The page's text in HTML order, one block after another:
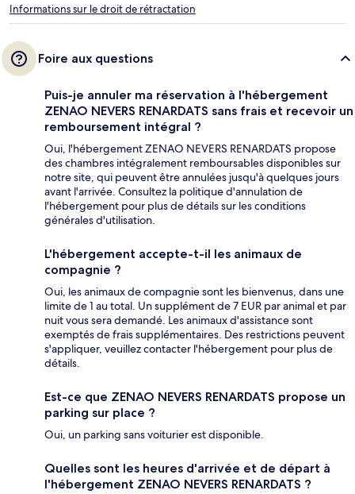
Informations sur le droit de rétractation
Foire aux questions
Puis-je annuler ma réservation à l'hébergement
ZENAO NEVERS RENARDATS sans frais et recevoir un
remboursement intégral ?
Oui, l'hébergement ZENAO NEVERS RENARDATS propose
des chambres intégralement remboursables disponibles sur
notre site, qui peuvent être annulées jusqu'à quelques jours
avant l'arrivée. Consultez la politique d'annulation de
l'hébergement pour plus de détails sur les conditions
générales d'utilisation.
L'hébergement accepte-t-il les animaux de
compagnie ?
Oui, les animaux de compagnie sont les bienvenus, dans une
limite de 1 au total. Un supplément de 7 EUR par animal et par
nuit vous sera demandé. Les animaux d'assistance sont
exemptés de frais supplémentaires. Des restrictions peuvent
s'appliquer, veuillez contacter l'hébergement pour plus de
détails.
Est-ce que ZENAO NEVERS RENARDATS propose un
parking sur place ?
Oui, un parking sans voiturier est disponible.
Quelles sont les heures d'arrivée et de départ à
l'hébergement ZENAO NEVERS RENARDATS ?